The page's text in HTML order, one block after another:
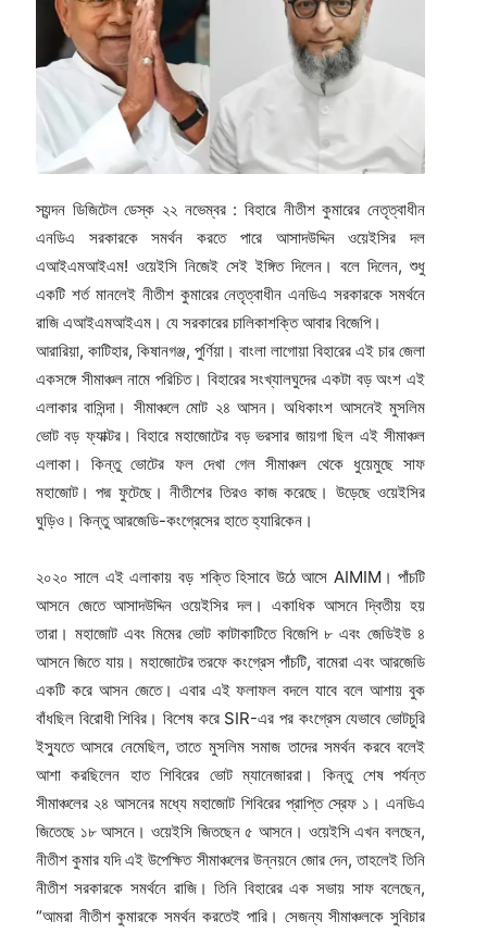
স্যন্দন ডিজিটেল ডেস্ক ২২ নভেম্বর : বিহারে নীতীশ কুমারের নেতৃত্বাধীন
এনডিএ সরকারকে সমর্থন করতে পারে আসাদউদ্দিন ওয়েইসির দল
এআইএমআইএম! ওয়েইসি নিজেই সেই ইঙ্গিত দিলেন। বলে দিলেন, শুধু
একটি শর্ত মানলেই নীতীশ কুমারের নেতৃত্বাধীন এনডিএ সরকারকে সমর্থনে
রাজি এআইএমআইএম। যে সরকারের চালিকাশক্তি আবার বিজেপি।
আরারিয়া, কাটিহার, কিষানগঞ্জ, পুর্ণিয়া। বাংলা লাগোয়া বিহারের এই চার জেলা
একসঙ্গে সীমাঞ্চল নামে পরিচিত। বিহারের সংখ্যালঘুদের একটা বড় অংশ এই
এলাকার বাসিন্দা। সীমাঞ্চলে মোট ২৪ আসন। অধিকাংশ আসনেই মুসলিম
ভোট বড় ফ্যাক্টর। বিহারে মহাজোটের বড় ভরসার জায়গা ছিল এই সীমাঞ্চল
এলাকা। কিন্তু ভোটের ফল দেখা গেল সীমাঞ্চল থেকে ধুয়েমুছে সাফ
মহাজোট। পদ্ম ফুটেছে। নীতীশের তিরও কাজ করেছে। উড়েছে ওয়েইসির
ঘুড়িও। কিন্তু আরজেডি-কংগ্রেসের হাতে হ্যারিকেন।
২০২০ সালে এই এলাকায় বড় শক্তি হিসাবে উঠে আসে AIMIM। পাঁচটি
আসনে জেতে আসাদউদ্দিন ওয়েইসির দল। একাধিক আসনে দ্বিতীয় হয়
তারা। মহাজোট এবং মিমের ভোট কাটাকাটিতে বিজেপি ৮ এবং জেডিইউ ৪
আসনে জিতে যায়। মহাজোটের তরফে কংগ্রেস পাঁচটি, বামেরা এবং আরজেডি
একটি করে আসন জেতে। এবার এই ফলাফল বদলে যাবে বলে আশায় বুক
বাঁধছিল বিরোধী শিবির। বিশেষ করে SIR-এর পর কংগ্রেস যেভাবে ভোটচুরি
ইস্যুতে আসরে নেমেছিল, তাতে মুসলিম সমাজ তাদের সমর্থন করবে বলেই
আশা করছিলেন হাত শিবিরের ভোট ম্যানেজাররা। কিন্তু শেষ পর্যন্ত
সীমাঞ্চলের ২৪ আসনের মধ্যে মহাজোট শিবিরের প্রাপ্তি স্রেফ ১। এনডিএ
জিতেছে ১৮ আসনে। ওয়েইসি জিতছেন ৫ আসনে। ওয়েইসি এখন বলছেন,
নীতীশ কুমার যদি এই উপেক্ষিত সীমাঞ্চলের উন্নয়নে জোর দেন, তাহলেই তিনি
নীতীশ সরকারকে সমর্থনে রাজি। তিনি বিহারের এক সভায় সাফ বলেছেন,
“আমরা নীতীশ কুমারকে সমর্থন করতেই পারি। সেজন্য সীমাঞ্চলকে সুবিচার